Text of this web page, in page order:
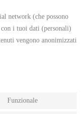
network (che possono
con i tuoi dati (personali)
vengono anonimizzati
Funzionale